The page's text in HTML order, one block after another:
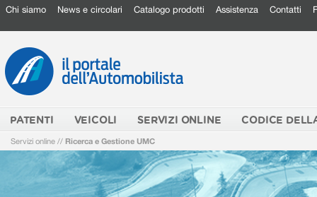
Chi siamo News e circolari Catalogo prodotti Assistenza Contatti
PATENTI VEICOLI SERVIZI ONLINE CODICE
Servizi online // Ricerca e Gestione UMC